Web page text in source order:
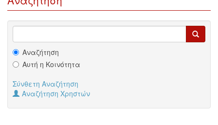
Αναζήτηση
Αυτή η Κοινότητα
Σύνθετη Αναζήτηση
Αναζήτηση Χρηστών